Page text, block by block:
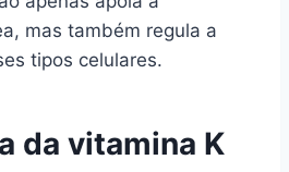
mas também regula a
tipos celulares.
da vitamina K